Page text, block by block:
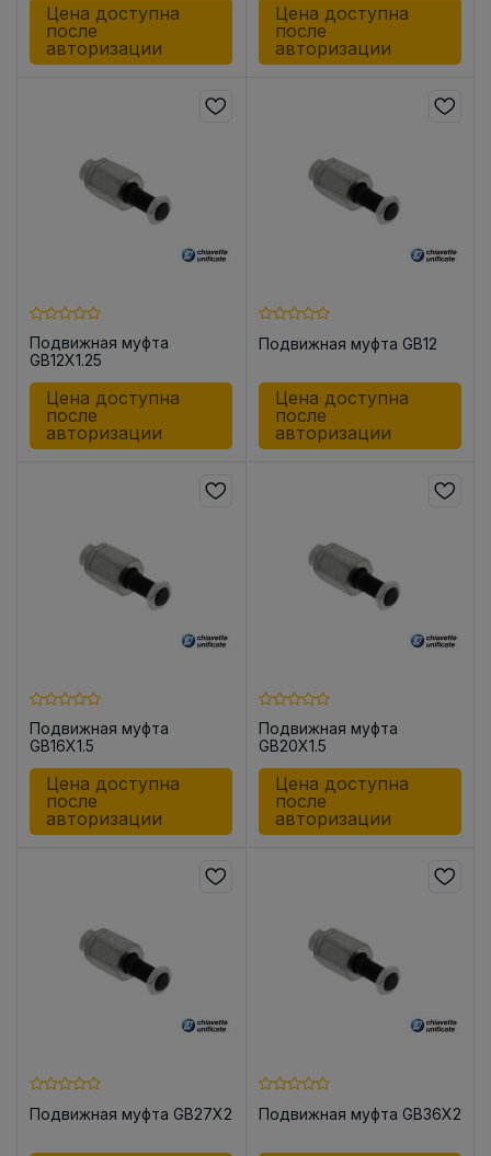
Цена доступна
после
авторизации
Цена доступна
после
авторизации
Подвижная муфта
GB12X1.25
Цена доступна
после
авторизации
Подвижная муфта GB12
Цена доступна
после
авторизации
Подвижная муфта
GB16X1.5
Цена доступна
после
авторизации
Подвижная муфта
GB20X1.5
Цена доступна
после
авторизации
Подвижная муфта GB27X2 Подвижная муфта GB36X2